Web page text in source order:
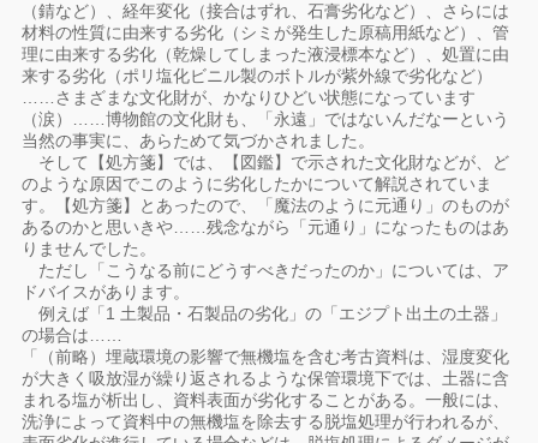
（錆など）、経年変化（接合はずれ、石膏劣化など）、さらには
材料の性質に由来する劣化（シミが発生した原稿用紙など）、管
理に由来する劣化（乾燥してしまった液浸標本など）、処置に由
来する劣化（ポリ塩化ビニル製のボトルが紫外線で劣化など）
……さまざまな文化財が、かなりひどい状態になっています
（涙）……博物館の文化財も、「永遠」ではないんだなーという
当然の事実に、あらためて気づかされました。
そして【処方箋】では、【図鑑】で示された文化財などが、ど
のような原因でこのように劣化したかについて解説されていま
す。【処方箋】とあったので、「魔法のように元通り」のものが
あるのかと思いきや……残念ながら「元通り」になったものはあ
りませんでした。
ただし「こうなる前にどうすべきだったのか」については、ア
ドバイスがあります。
例えば「1 土製品・石製品の劣化」の「エジプト出土の土器」
の場合は……
「（前略）埋蔵環境の影響で無機塩を含む考古資料は、湿度変化
が大きく吸放湿が繰り返されるような保管環境下では、土器に含
まれる塩が析出し、資料表面が劣化することがある。一般には、
洗浄によって資料中の無機塩を除去する脱塩処理が行われるが、